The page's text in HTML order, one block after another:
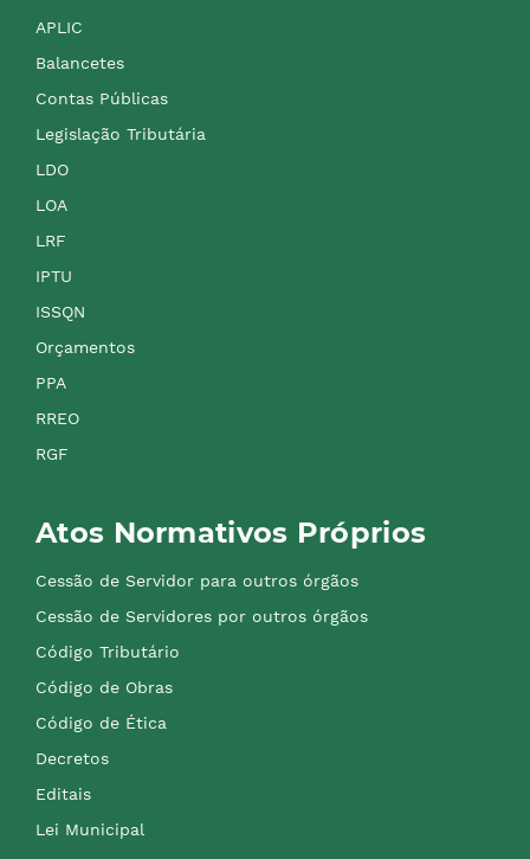
APLIC
Balancetes
Contas Públicas
Legislação Tributária
LDO
LOA
LRF
IPTU
ISSQN
Orçamentos
PPA
RREO
RGF
Atos Normativos Próprios
Cessão de Servidor para outros órgãos
Cessão de Servidores por outros órgãos
Código Tributário
Código de Obras
Código de Ética
Decretos
Editais
Lei Municipal